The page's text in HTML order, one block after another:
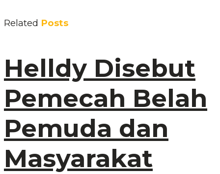
Related Posts
Helldy Disebut
Pemecah Belah
Pemuda dan
Masyarakat